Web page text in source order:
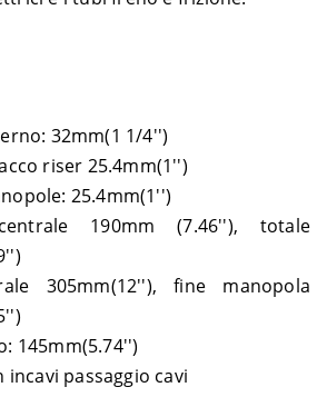
32mm(1 1/4'')
riser 25.4mm(1'')
25.4mm(1'')
190mm (7.46''), totale
305mm(12''), fine manopola
145mm(5.74'')
incavi passaggio cavi